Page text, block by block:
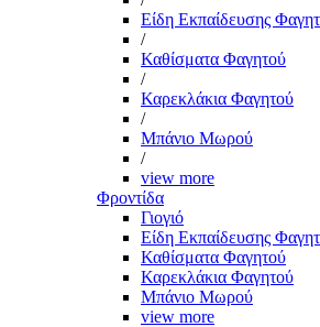
Είδη Εκπαίδευσης
/
Καθίσματα Φαγητού
/
Καρεκλάκια Φαγητού
/
Μπάνιο Μωρού
/
view more
Φροντίδα
Γιογιό
Είδη Εκπαίδευσης
Καθίσματα Φαγητού
Καρεκλάκια Φαγητού
Μπάνιο Μωρού
view more